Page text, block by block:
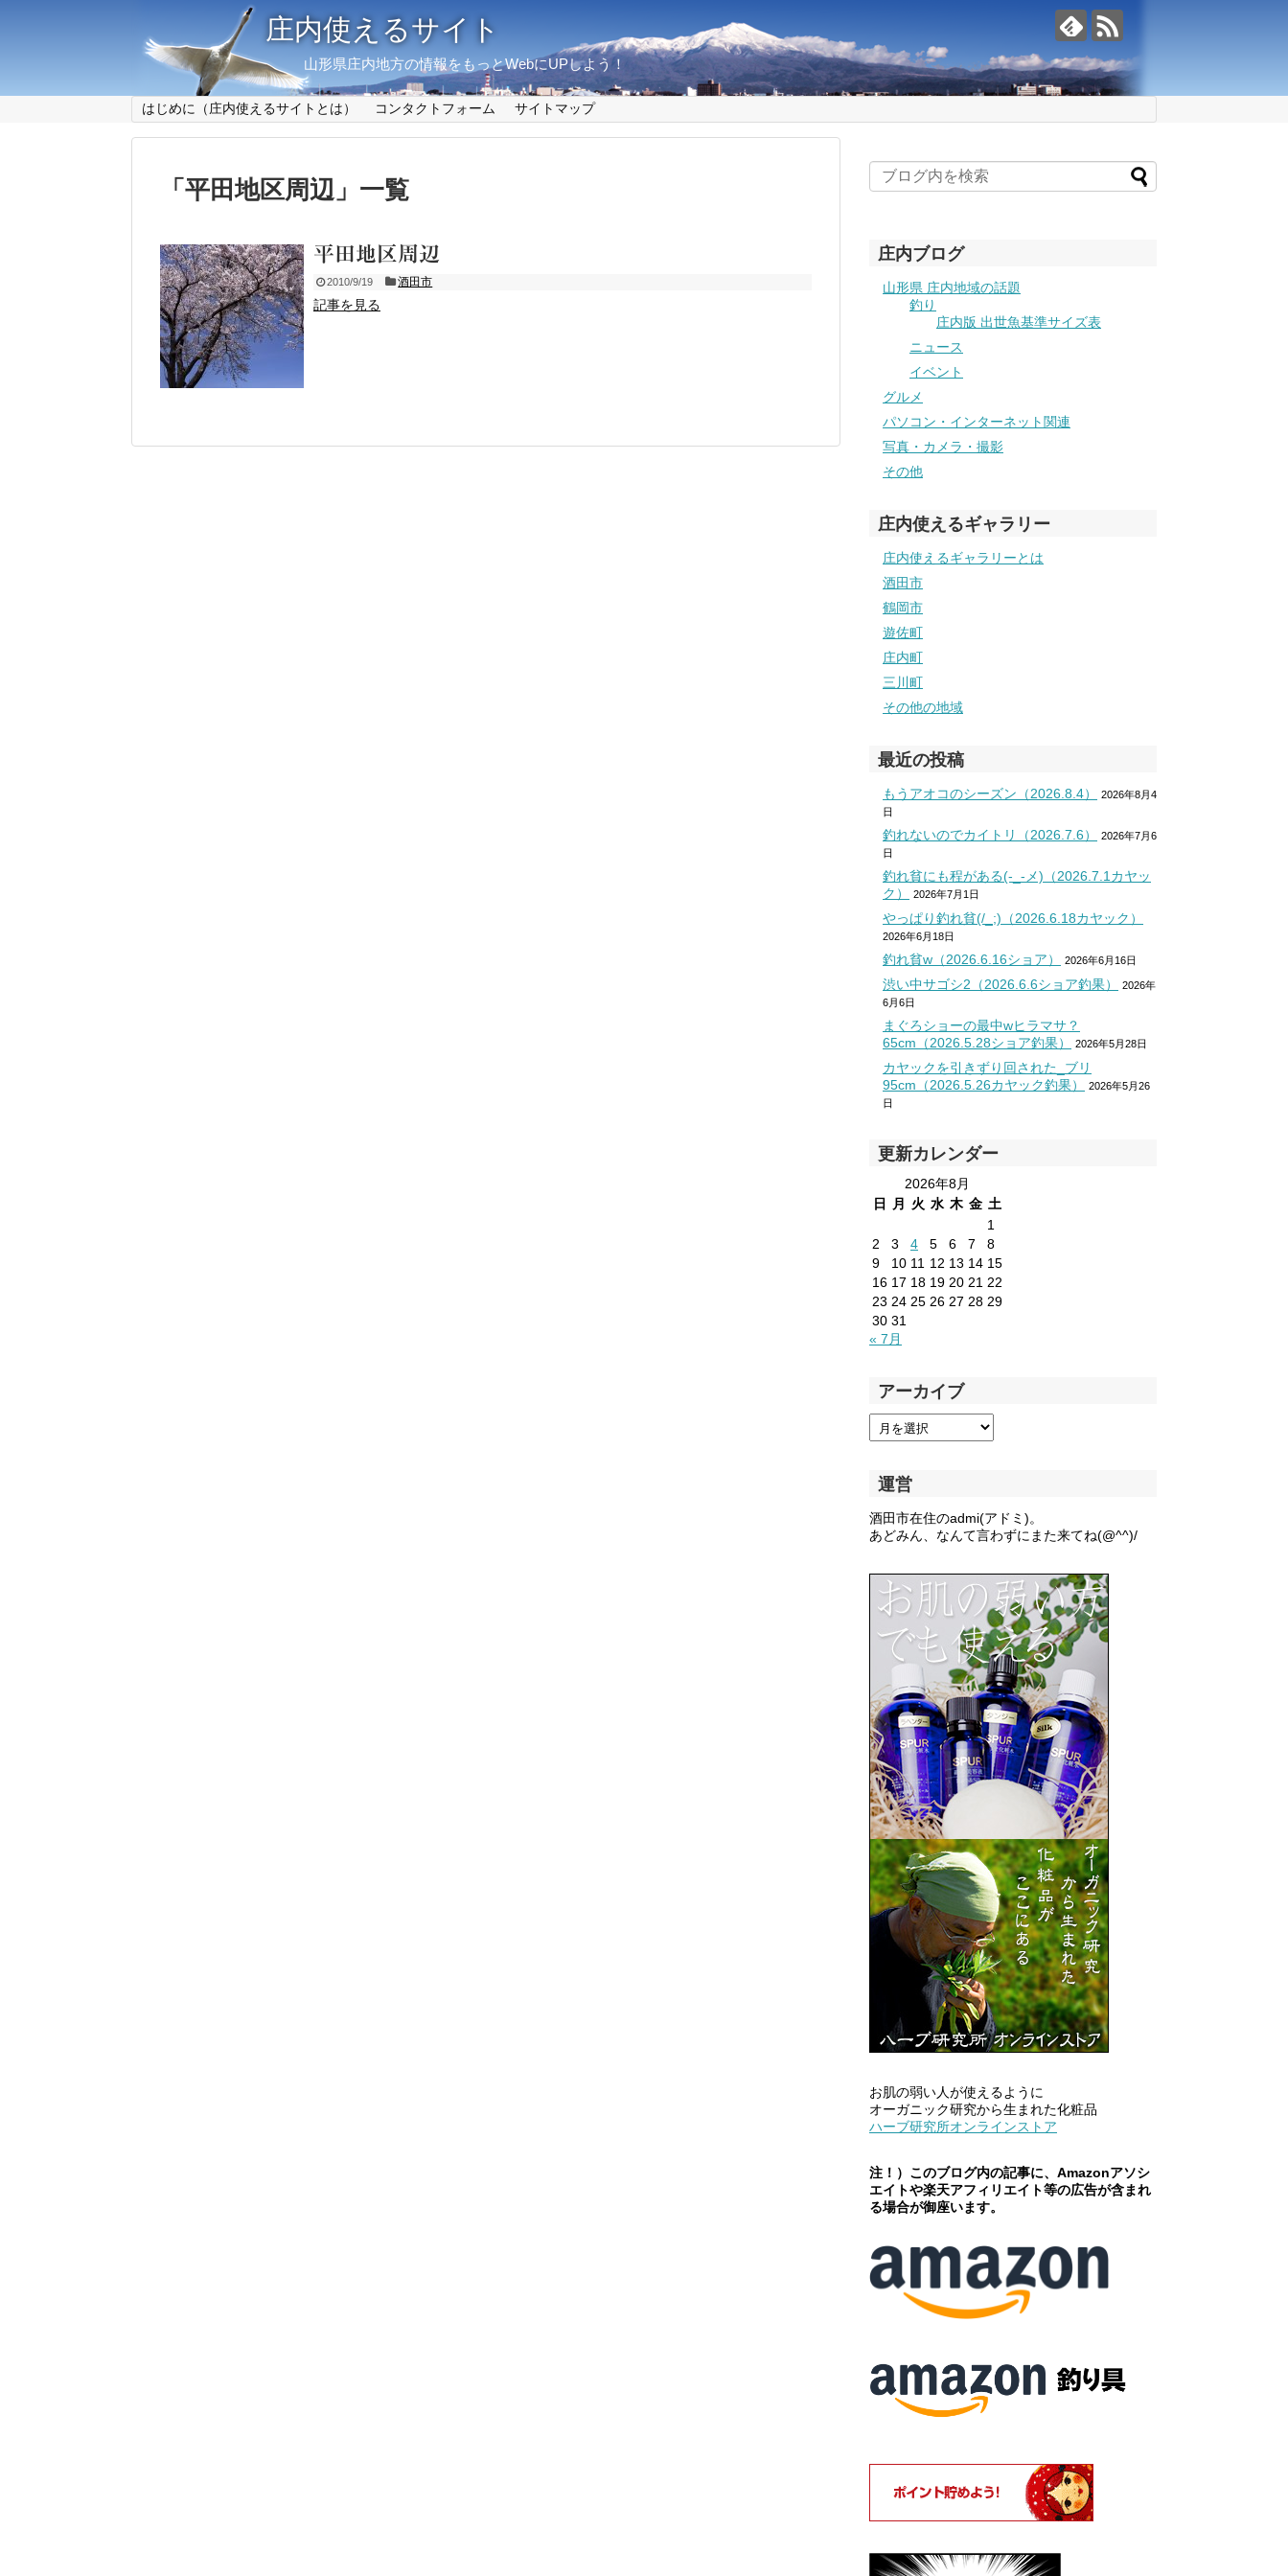
庄内使えるサイト
山形県庄内地方の情報をもっとWebにUPしよう！
はじめに（庄内使えるサイトとは） コンタクトフォーム サイトマップ
「 平田地区周辺 」 一覧
平田地区周辺
2010/9/19 酒田市
記事を見る
庄内ブログ
山形県 庄内地域の話題
釣り
庄内版 出世魚基準サイズ表
ニュース
イベント
グルメ
パソコン・インターネット関連
写真・カメラ・撮影
その他
庄内使えるギャラリー
庄内使えるギャラリーとは
酒田市
鶴岡市
遊佐町
庄内町
三川町
その他の地域
最近の投稿
もうアオコのシーズン（2026.8.4）
2026年8月4
日
釣れないのでカイトリ（2026.7.6）
2026年7月6
日
釣れ貧にも程がある(-_-メ)（2026.7.1カヤッ
ク）
2026年7月1日
やっぱり釣れ貧(/_;)（2026.6.18カヤック）
2026年6月18日
釣れ貧w（2026.6.16ショア） 2026年6月16日
渋い中サゴシ2（2026.6.6ショア釣果）
2026年
6月6日
まぐろショーの最中wヒラマサ？
65cm（2026.5.28ショア釣果）
2026年5月28日
カヤックを引きずり回された_ブリ
95cm（2026.5.26カヤック釣果）
2026年5月26
日
更新カレンダー
2026年8月
日
月 火 水 木 金 土
1
2
3 4 5 6 7
8
9
10 11 12 13 14 15
16 17 18 19 20 21 22
23 24 25 26 27 28 29
30 31
« 7月
アーカイブ
運営
酒田市在住のadmi(アドミ)。
あどみん、なんて言わずにまた来てね(@^^)/
お肌の弱い人が使えるように
オーガニック研究から生まれた化粧品
ハーブ研究所オンラインストア
注！）このブログ内の記事に、Amazonアソシ
エイトや楽天アフィリエイト等の広告が含まれ
る場合が御座います。